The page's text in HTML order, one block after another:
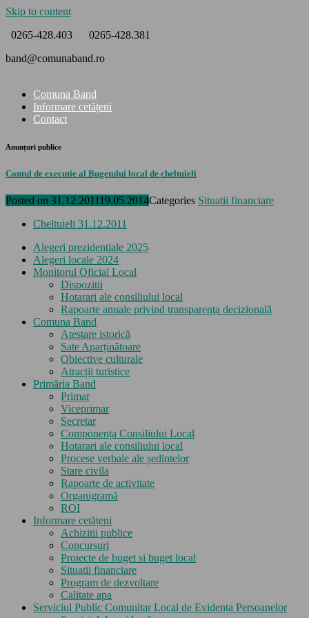
Skip to content
0265-428.403
0265-428.381
band@comunaband.ro
Comuna Band
Informare cetățeni
Contact
Anunțuri publice
Contul de executie al Bugetului local de cheltuieli
Posted on 31.12.201119.05.2014Categories Situatii financiare
Cheltuieli 31.12.2011
Alegeri prezidentiale 2025
Alegeri locale 2024
Monitorul Oficial Local
Dispozitii
Hotarari ale consiliului local
Rapoarte anuale privind transparenţa decizională
Comuna Band
Atestare istorică
Sate Aparținătoare
Obiective culturale
Atracții turistice
Primăria Band
Primar
Viceprimar
Secretar
Componența Consiliului Local
Hotarari ale consiliului local
Procese verbale ale ședintelor
Stare civila
Rapoarte de activitate
Organigramă
ROI
Informare cetățeni
Achizitii publice
Concursuri
Proiecte de buget si buget local
Situatii financiare
Program de dezvoltare
Calitate apa
Serviciul Public Comunitar Local de Evidența Persoanelor